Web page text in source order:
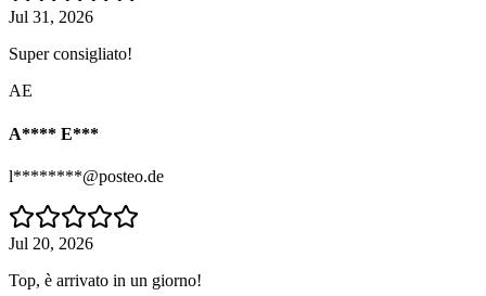
Jul 31, 2026
Super consigliato!
AE
A**** E***
l********@posteo.de
Jul 20, 2026
Top, è arrivato in un giorno!